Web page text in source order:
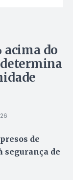
acima do
de
segurança de